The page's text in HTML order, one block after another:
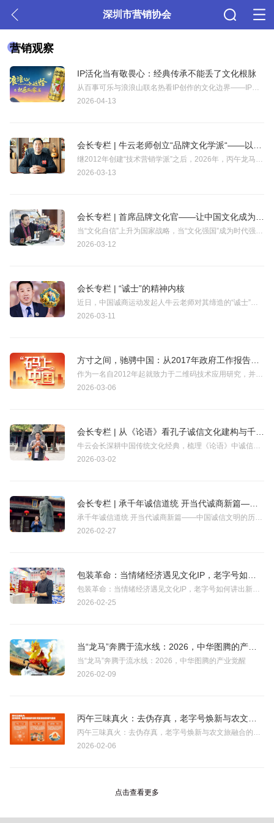
深圳市营销协会
营销观察
IP活化当有敬畏心：经典传承不能丢了文化根脉
从百事可乐与浪浪山联名热看IP创作的文化边界——IP活化当有敬畏心：经典传承不能丢了文化根脉！
2026-04-13
继2012年创建“技术营销学派”之后，2026年，丙午龙马，我再次宣布：正式创立“品牌文化学派”。这不是一时兴起，而是时代演进之必然，更是中华传统文化阴阳相生之道在商业领域的深刻体现。
2026-03-13
当“文化自信”上升为国家战略，当“文化强国”成为时代强音，中国品牌正迎来一场前所未有的历史性变革。在这场变革中，传统的品牌理论正在被重塑，一个全新的概念应运而生——首席品牌文化官。
2026-03-12
会长专栏 | “诚士”的精神内核
近日，中国诚商运动发起人牛云老师对其缔造的“诚士”概念作出了完整系统解读，清晰界定“诚士”精神内核、群体定位与终极使命，为新时代商业文明建设与诚信社会打造提供了全新的价值指引与实践方向。
2026-03-11
作为一名自2012年起就致力于二维码技术应用研究，并在2014年创立“技术营销学派”的广告人，看到这篇文章，我内心涌起的不仅是共鸣，更是一种难以言表的激动与慰藉。新华社的这篇两会赞歌，不仅是对过去十年中国数字化发展的生动速写，更是对我们技术营销学派坚守十年战略定力的最高褒奖。
2026-03-06
牛云会长深耕中国传统文化经典，梳理《论语》中诚信核心章节，并总结孔子对中国诚信文化的核心贡献，让读者得以从经典中探寻诚信的本源与时代价值。
2026-03-02
承千年诚信道统 开当代诚商新篇——中国诚信文明的历史脉络与新时代实践
2026-02-27
包装革命：当情绪经济遇见文化IP，老字号如何讲出新故事？
2026-02-25
当“龙马”奔腾于流水线：2026，中华图腾的产业觉醒
2026-02-09
丙午三味真火：去伪存真，老字号焕新与农文旅融合的时代使命
2026-02-06
点击查看更多